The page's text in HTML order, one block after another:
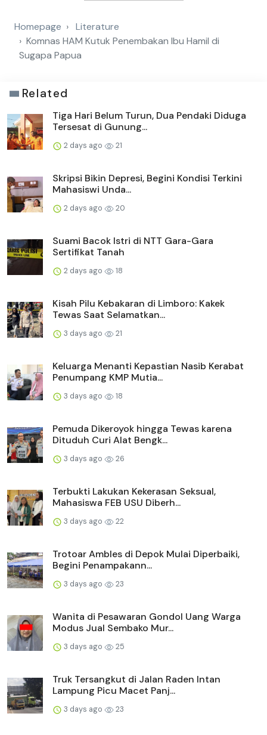
Homepage
Literature
Komnas HAM Kutuk Penembakan Ibu Hamil di
Sugapa Papua
Related
Tiga Hari Belum Turun, Dua Pendaki Diduga
Tersesat di Gunung...
2 days ago 21
Skripsi Bikin Depresi, Begini Kondisi Terkini
Mahasiswi Unda...
2 days ago 20
Suami Bacok Istri di NTT Gara-Gara
Sertifikat Tanah
2 days ago 18
Kisah Pilu Kebakaran di Limboro: Kakek
Tewas Saat Selamatkan...
3 days ago 21
Keluarga Menanti Kepastian Nasib Kerabat
Penumpang KMP Mutia...
3 days ago 18
Pemuda Dikeroyok hingga Tewas karena
Dituduh Curi Alat Bengk...
3 days ago 26
Terbukti Lakukan Kekerasan Seksual,
Mahasiswa FEB USU Diberh...
3 days ago 22
Trotoar Ambles di Depok Mulai Diperbaiki,
Begini Penampakann...
3 days ago 23
Wanita di Pesawaran Gondol Uang Warga
Modus Jual Sembako Mur...
3 days ago 25
Truk Tersangkut di Jalan Raden Intan
Lampung Picu Macet Panj...
3 days ago 23